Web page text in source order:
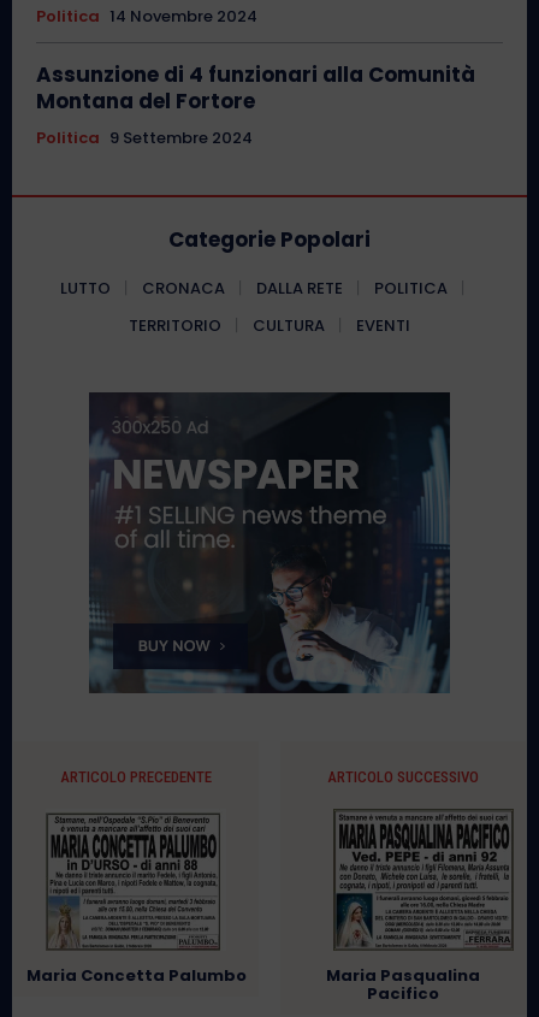
Politica 14 Novembre 2024
Assunzione di 4 funzionari alla Comunità
Montana del Fortore
Politica 9 Settembre 2024
Categorie Popolari
LUTTO CRONACA DALLA RETE
POLITICA
TERRITORIO
CULTURA EVENTI
ARTICOLO PRECEDENTE
Maria Concetta Palumbo
ARTICOLO SUCCESSIVO
Maria Pasqualina
Pacifico